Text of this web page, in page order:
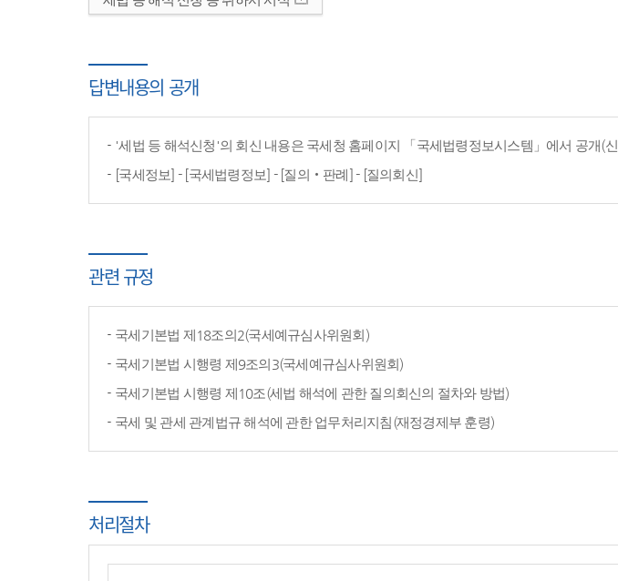
답변내용의 공개
'세법 등 해석신청'의 회신 내용은 국세청 홈페이지 「국세법령정보시스템」에서 공개(
[국세정보] - [국세법령정보] - [질의‧판례] - [질의회신]
관련 규정
국세기본법 제18조의2(국세예규심사위원회)
국세기본법 시행령 제9조의3(국세예규심사위원회)
국세기본법 시행령 제10조(세법 해석에 관한 질의회신의 절차와 방법)
국세 및 관세 관계법규 해석에 관한 업무처리지침(재정경제부 훈령)
처리절차